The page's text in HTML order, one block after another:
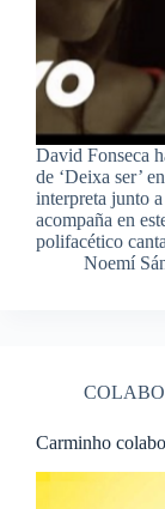
David Fonseca
de ‘Deixa ser’
interpreta junto
acompaña en
polifacético
Noemí
Carminho